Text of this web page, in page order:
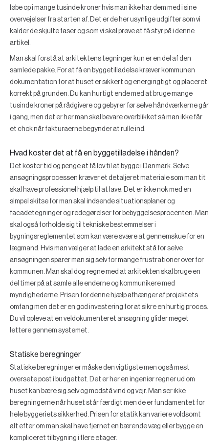
løbe op i mange tusinde kroner hvis man ikke har dem med i sine
overvejelser fra starten af. Det er de her usynlige udgifter som vi
kalder de skjulte faser og som vi skal prøve at få styr på i denne
artikel.
Man skal forstå at arkitektens tegninger kun er en del af den
samlede pakke. For at få en byggetilladelse kræver kommunen
dokumentation for at huset er sikkert og energirigtigt og placeret
korrekt på grunden. Du kan hurtigt ende med at bruge mange
tusinde kroner på rådgivere og gebyrer før selve håndværkerne går
i gang, men det er her man skal bevare overblikket så man ikke får
et chok når fakturaerne begynder at rulle ind.
Hvad koster det at få en byggetilladelse i hånden?
Det koster tid og penge at få lov til at bygge i Danmark. Selve
ansøgningsprocessen kræver et detaljeret materiale som man tit
skal have professionel hjælp til at lave. Det er ikke nok med en
simpel skitse for man skal indsende situationsplaner og
facadetegninger og redegørelser for bebyggelsesprocenten. Man
skal også forholde sig til tekniske bestemmelser i
bygningsreglementet som kan være svære at gennemskue for en
lægmand. Hvis man vælger at lade en arkitekt stå for selve
ansøgningen sparer man sig selv for mange frustrationer over for
kommunen. Man skal dog regne med at arkitekten skal bruge en
del timer på at samle alle enderne og kommunikere med
myndighederne. Prisen for denne hjælp afhænger af projektets
omfang men det er en god investering for at sikre en hurtig proces.
Du vil opleve at en veldokumenteret ansøgning glider meget
lettere gennem systemet.
Statiske beregninger
Statiske beregninger er måske den vigtigste men også mest
oversete post i budgettet. Det er her en ingeniør regner ud om
huset kan bære sig selv og modstå vind og vejr. Man ser ikke
beregningerne når huset står færdigt men de er fundamentet for
hele byggeriets sikkerhed. Prisen for statik kan variere voldsomt
alt efter om man skal have fjernet en bærende væg eller bygge en
kompliceret tilbygning i flere etager.